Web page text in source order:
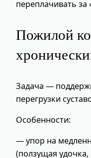
переплачивать
Пожилой
Задача —
перегрузки
Особенности:
— упор на
(ползущая